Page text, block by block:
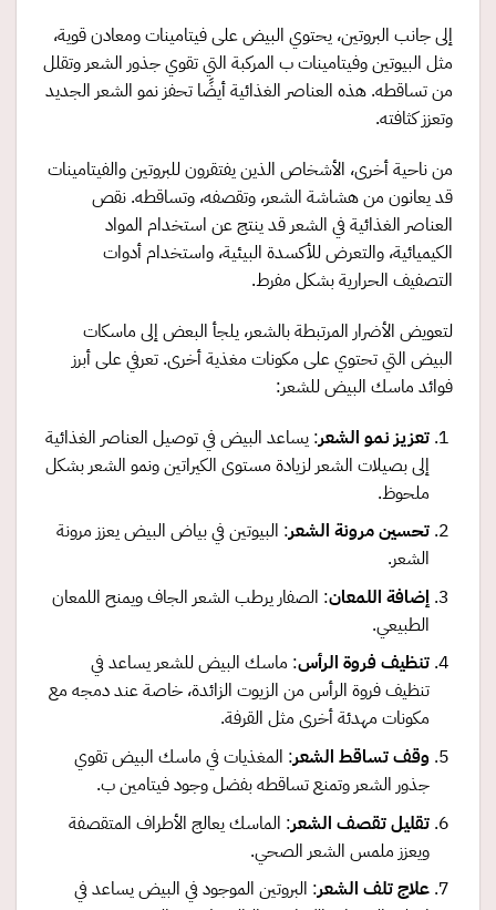
إلى جانب البروتين، يحتوي البيض على فيتامينات ومعادن قوية،
مثل البيوتين وفيتامينات ب المركبة التي تقوي جذور الشعر وتقلل
من تساقطه. هذه العناصر الغذائية أيضًا تحفز نمو الشعر الجديد
وتعزز كثافته.
من ناحية أخرى، الأشخاص الذين يفتقرون للبروتين والفيتامينات
قد يعانون من هشاشة الشعر، وتقصفه، وتساقطه. نقص
العناصر الغذائية في الشعر قد ينتج عن استخدام المواد
الكيميائية، والتعرض للأكسدة البيئية، واستخدام أدوات
التصفيف الحرارية بشكل مفرط.
لتعويض الأضرار المرتبطة بالشعر، يلجأ البعض إلى ماسكات
البيض التي تحتوي على مكونات مغذية أخرى. تعرفي على أبرز
فوائد ماسك البيض للشعر:
تعزيز نمو الشعر: يساعد البيض في توصيل العناصر الغذائية
إلى بصيلات الشعر لزيادة مستوى الكيراتين ونمو الشعر بشكل
ملحوظ.
تحسين مرونة الشعر: البيوتين في بياض البيض يعزز مرونة
الشعر.
إضافة اللمعان: الصفار يرطب الشعر الجاف ويمنح اللمعان
الطبيعي.
تنظيف فروة الرأس: ماسك البيض للشعر يساعد في
تنظيف فروة الرأس من الزيوت الزائدة، خاصة عند دمجه مع
مكونات مهدئة أخرى مثل القرفة.
وقف تساقط الشعر: المغذيات في ماسك البيض تقوي
جذور الشعر وتمنع تساقطه بفضل وجود فيتامين ب.
تقليل تقصف الشعر: الماسك يعالج الأطراف المتقصفة
ويعزز ملمس الشعر الصحي.
علاج تلف الشعر: البروتين الموجود في البيض يساعد في